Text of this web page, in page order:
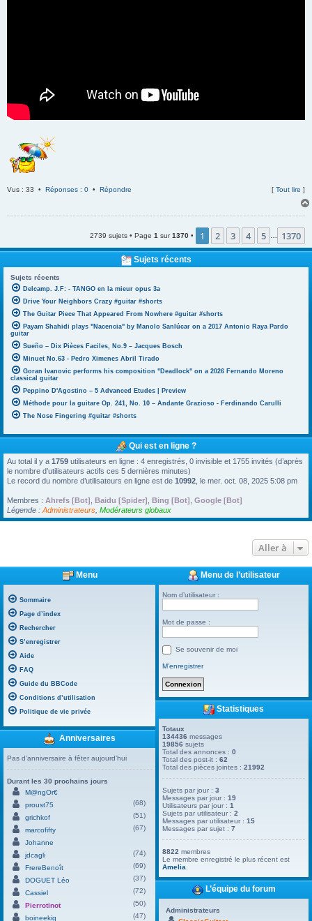
Vus : 33 • Réponses : 0 • Répondre [ Tout lire ]
2739 sujets • Page 1 sur1370 • 1 2 3 4 5 1370
Sujets récents
Sujets récents
Delcamp. J.F: - TANGO en la mieur opus 3a
Drive Your Neighbors Crazy #guitar #shorts
The Guitar Piece That Appeared From Nowhere #guitar #shorts
Payam Shahidi plays "Nacencia" by Manolo Sanlúcar on a 2017 Antonio Raya Pardo
guitar
Sueño – Dix Pièces Faciles, No.9 – Jacques Bosch
Minuet No.63 - Pedro Ximenes Abril Tirado
Goran Ivanovic performs his composition "Deadlock" on a 2026 Fernando Moreno
classical guitar
Peppino D'Agostino – 5 Advanced Etudes | Preview
Méthode pour la guitare Op. 241, No. 10 – Andante Grazioso - Ferdinando Carulli
The Nose Fingering #guitar #shorts
Qui est en ligne ?
Au total il y a 1759 utilisateurs en ligne : 4 enregistrés, 0 invisible et 1755 invités (d’après
le nombre d’utilisateurs actifs ces 5 dernières minutes)
Le record du nombre d’utilisateurs en ligne est de 10992 , le mer. oct. 08, 2025 5:08 pm
Membres : Ahrefs [Bot] Baidu [Spider] Bing [Bot] Google [Bot]
Légende : Administrateurs Modérateurs globaux
Aller à
Menu
Sommaire
Page d’index
Rechercher
S’enregistrer
Aide
FAQ
Guide du BBCode
Conditions d’utilisation
Politique de vie privée
Anniversaires
Pas d’anniversaire à fêter aujourd’hui
Durant les 30 prochains jours
M@ngOr€
proust75
(68)
grichkof
(51)
marcofifty
(67)
Johanne
jdcagli
(74)
FrereBenoît
(69)
DOGUET Léo
(37)
Cassiel
(72)
Pierrotinot
(50)
boineekig
(47)
Menu de l’utilisateur
Nom d’utilisateur :
Mot de passe :
Se souvenir de moi
M’enregistrer
Statistiques
Totaux
134436 messages
19856 sujets
Total des annonces :0
Total des post-it :62
Total des pièces jointes :21992
Sujets par jour :3
Messages par jour :19
Utilisateurs par jour :1
Sujets par utilisateur :2
Messages par utilisateur :15
Messages par sujet :7
8822 membres
Le membre enregistré le plus récent est
Amelia
L’équipe du forum
Administrateurs